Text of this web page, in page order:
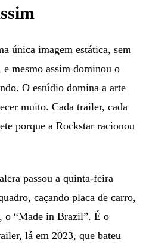
única imagem estática, sem
mesmo assim dominou o
O estúdio domina a arte
muito. Cada trailer, cada
porque a Rockstar racionou
passou a quinta-feira
caçando placa de carro,
o “Made in Brazil”. É o
lá em 2023, que bateu